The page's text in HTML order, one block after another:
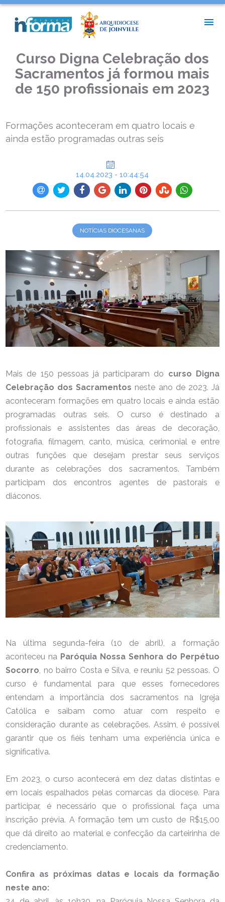
CURSO DIGNA CELEBRAÇÃO DOS SACRAMENTOS JÁ FORMOU
MAIS DE 150 PROFISSIONAIS EM 2023
Curso Digna Celebração dos
Sacramentos já formou mais
de 150 profissionais em 2023
Formações aconteceram em quatro locais e
ainda estão programadas outras seis
14.04.2023 - 10:44:54
NOTÍCIAS DIOCESANAS
Mais de 150 pessoas já participaram do curso Digna
Celebração dos Sacramentos neste ano de 2023. Já
aconteceram formações em quatro locais e ainda estão
programadas outras seis. O curso é destinado a
profissionais e assistentes das áreas de decoração,
fotografia, filmagem, canto, música, cerimonial e entre
outras funções que desejam prestar seus serviços
durante as celebrações dos sacramentos. Também
participam dos encontros agentes de pastorais e
diáconos.
Na última segunda-feira (10 de abril), a formação
aconteceu na Paróquia Nossa Senhora do Perpétuo
Socorro, no bairro Costa e Silva, e reuniu 52 pessoas. O
curso é fundamental para que esses fornecedores
entendam a importância dos sacramentos na Igreja
Católica e saibam como atuar com respeito e
consideração durante as celebrações. Assim, é possível
garantir que os fiéis tenham uma experiência única e
significativa.
Em 2023, o curso acontecerá em dez datas distintas e
em locais espalhados pelas comarcas da diocese. Para
participar, é necessário que o profissional faça uma
inscrição prévia. A formação tem um custo de R$15,00
que dá direito ao material e confecção da carteirinha de
credenciamento.
Confira as próximas datas e locais da formação
neste ano: